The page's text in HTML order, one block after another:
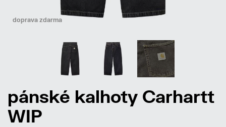
doprava zdarma
pánské kalhoty Carhartt
WIP